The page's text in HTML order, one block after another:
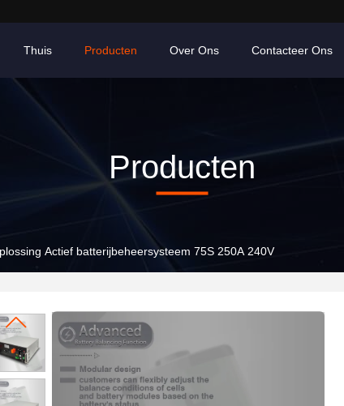
Thuis Producten Over Ons Contacteer Ons
Producten
Actief batterijbeheersysteem 75S 250A 240V